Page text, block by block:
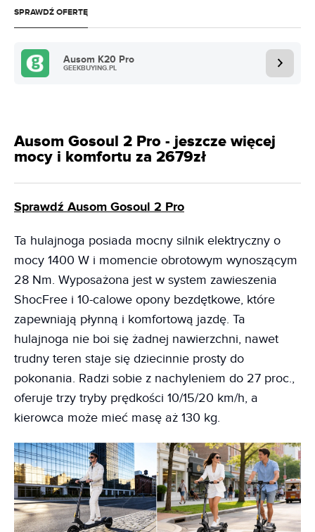
SPRAWDŹ OFERTĘ
Ausom K20 Pro
GEEKBUYING.PL
Ausom Gosoul 2 Pro - jeszcze więcej
mocy i komfortu za 2679zł
Sprawdź Ausom Gosoul 2 Pro
Ta hulajnoga posiada mocny silnik elektryczny o
mocy 1400 W i momencie obrotowym wynoszącym
28 Nm. Wyposażona jest w system zawieszenia
ShocFree i 10-calowe opony bezdętkowe, które
zapewniają płynną i komfortową jazdę. Ta
hulajnoga nie boi się żadnej nawierzchni, nawet
trudny teren staje się dziecinnie prosty do
pokonania. Radzi sobie z nachyleniem do 27 proc.,
oferuje trzy tryby prędkości 10/15/20 km/h, a
kierowca może mieć masę aż 130 kg.